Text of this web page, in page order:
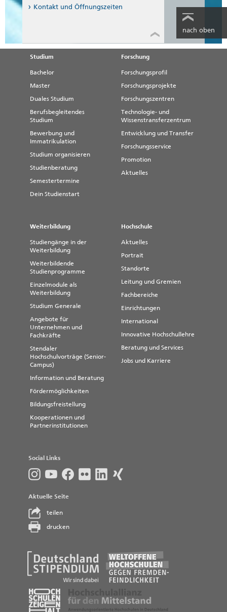
Kontakt und Öffnungszeiten
nach oben
Studium
Bachelor
Master
Duales Studium
Berufsbegleitendes
Studium
Bewerbung und
Immatrikulation
Studium organisieren
Studienberatung
Semestertermine
Dein Studienstart
Forschung
Forschungsprofil
Forschungsprojekte
Forschungszentren
Technologie- und
Wissenstransferzentrum
Entwicklung und Transfer
Forschungsservice
Promotion
Aktuelles
Weiterbildung
Studiengänge in der
Weiterbildung
Weiterbildende
Studienprogramme
Einzelmodule als
Weiterbildung
Studium Generale
Angebote für
Unternehmen und
Fachkräfte
Stendaler
Hochschulvorträge (Senior-
Campus)
Information und Beratung
Fördermöglichkeiten
Bildungsfreistellung
Kooperationen und
Partnerinstitutionen
Hochschule
Aktuelles
Portrait
Standorte
Leitung und Gremien
Fachbereiche
Einrichtungen
International
Innovative Hochschullehre
Beratung und Services
Jobs und Karriere
Social Links
Aktuelle Seite
teilen
drucken